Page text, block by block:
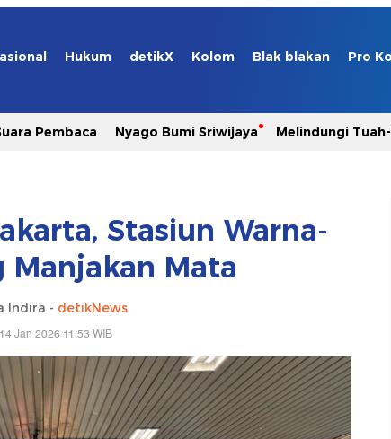
Hukum detikX Kolom Blak blakan Pro
Pembaca Nyago Bumi Sriwijaya Melindungi
Stasiun Warna-
Manjakan Mata
Indira - detikNews
Jan 2026 11:53 WIB